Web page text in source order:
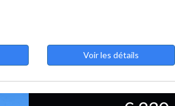
Voir les détails